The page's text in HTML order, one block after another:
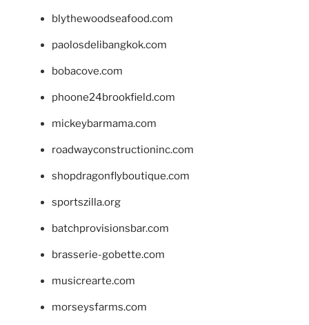
blythewoodseafood.com
paolosdelibangkok.com
bobacove.com
phoone24brookfield.com
mickeybarmama.com
roadwayconstructioninc.com
shopdragonflyboutique.com
sportszilla.org
batchprovisionsbar.com
brasserie-gobette.com
musicrearte.com
morseysfarms.com